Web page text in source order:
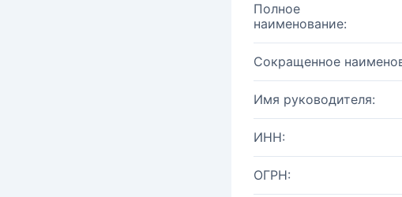
Полное
наименование:
Сокращенное
Имя руководителя:
ИНН:
ОГРН: